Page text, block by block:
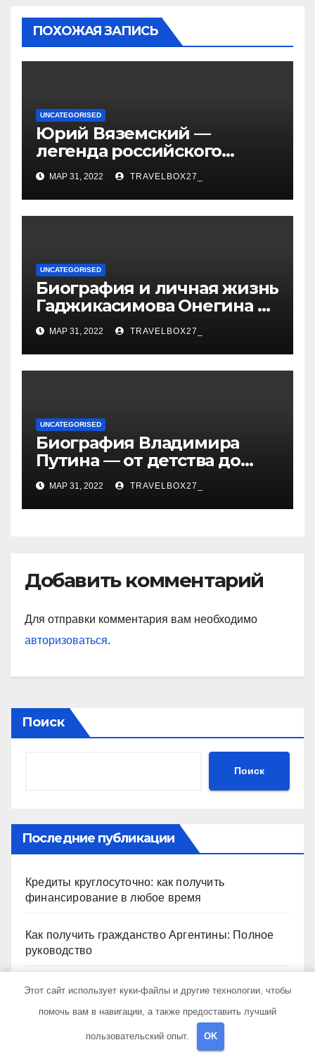
ПОХОЖАЯ ЗАПИСЬ
UNCATEGORISED
Юрий Вяземский —
легенда российского
спорта — биография,
достижения и вклад в
развитие гимнастики
МАР 31, 2022 TRAVELBOX27_
UNCATEGORISED
Биография и личная жизнь
Гаджикасимова Онегина —
информация о жене и
детях
МАР 31, 2022 TRAVELBOX27_
UNCATEGORISED
Биография Владимира
Путина — от детства до
президентства
МАР 31, 2022 TRAVELBOX27_
Добавить комментарий
Для отправки комментария вам необходимо
авторизоваться.
Поиск
Поиск
Последние публикации
Кредиты круглосуточно: как получить
финансирование в любое время
Как получить гражданство Аргентины: Полное
руководство
Запись на визу в Посольство США: Пошаговое
Экскурсии в Сочи: Путешествие в сердце
Этот сайт использует куки-файлы и другие технологии, чтобы
помочь вам в навигации, а также предоставить лучший
пользовательский опыт. OK